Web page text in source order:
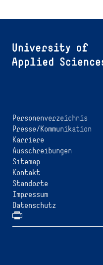
Personenverzeichnis
Presse/Kommunikation
Karriere
Ausschreibungen
Sitemap
Kontakt
Standorte
Impressum
Datenschutz